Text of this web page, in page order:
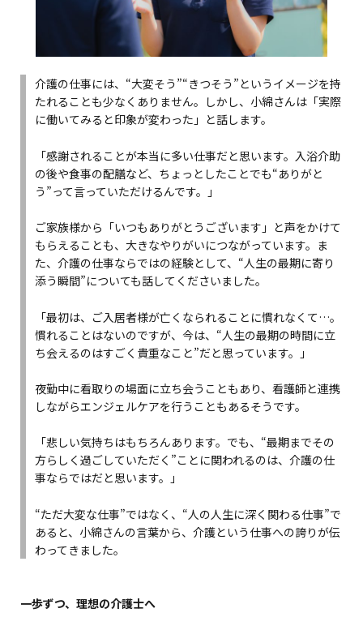
介護の仕事には、“大変そう”“きつそう”というイメージを持
たれることも少なくありません。しかし、小綿さんは「実際
に働いてみると印象が変わった」と話します。
「感謝されることが本当に多い仕事だと思います。入浴介助
の後や食事の配膳など、ちょっとしたことでも“ありがと
う”って言っていただけるんです。」
ご家族様から「いつもありがとうございます」と声をかけて
もらえることも、大きなやりがいにつながっています。ま
た、介護の仕事ならではの経験として、“人生の最期に寄り
添う瞬間”についても話してくださいました。
「最初は、ご入居者様が亡くなられることに慣れなくて…。
慣れることはないのですが、今は、“人生の最期の時間に立
ち会えるのはすごく貴重なこと”だと思っています。」
夜勤中に看取りの場面に立ち会うこともあり、看護師と連携
しながらエンジェルケアを行うこともあるそうです。
「悲しい気持ちはもちろんあります。でも、“最期までその
方らしく過ごしていただく”ことに関われるのは、介護の仕
事ならではだと思います。」
“ただ大変な仕事”ではなく、“人の人生に深く関わる仕事”で
あると、小綿さんの言葉から、介護という仕事への誇りが伝
わってきました。
一歩ずつ、理想の介護士へ